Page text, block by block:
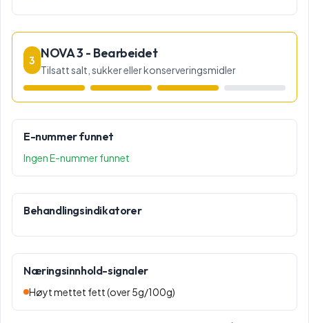
3 NOVA 3 - Bearbeidet
Tilsatt salt, sukker eller konserveringsmidler
E-nummer funnet
Ingen E-nummer funnet
Behandlingsindikatorer
Næringsinnhold-signaler
Høyt mettet fett (over 5g/100g)